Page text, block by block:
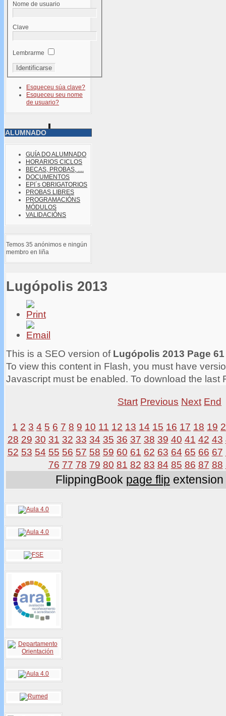
Nome de usuario
Clave
Lembrarme
Esqueceu súa clave?
Esqueceu seu nome
de usuario?
ALUMNADO
GUÍA DO ALUMNADO
HORARIOS CICLOS
BECAS, PROBAS, ....
DOCUMENTOS
EPI´s OBRIGATORIOS
PROBAS LIBRES
PROGRAMACIÓNS
MÓDULOS
VALIDACIÓNS
Temos 35 anónimos e ningún
membro en liña
Lugópolis 2013
This is a SEO version of Lugópolis 2013 Page 61
To view this content in Flash, you must have
Javascript must be enabled. To download the last
Start Previous Next End
1 2 3 4 5 6 7 8 9 10 11 12 13 14 15 16 17 18 19
28 29 30 31 32 33 34 35 36 37 38 39 40 41 42 43
52 53 54 55 56 57 58 59 60 61 62 63 64 65 66 67
76 77 78 79 80 81 82 83 84 85 86 87 88
FlippingBook page flip